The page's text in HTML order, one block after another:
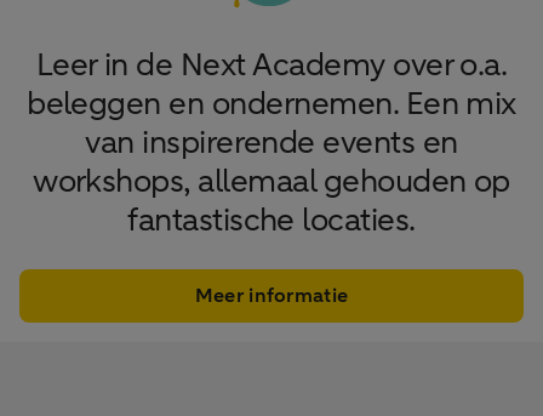
Leer in de Next Academy over o.a.
beleggen en ondernemen. Een mix
van inspirerende events en
workshops, allemaal gehouden op
fantastische locaties.
Meer informatie